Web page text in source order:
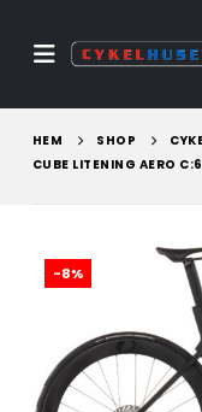
HEM SHOP
CUBE LITENING AERO
-8%